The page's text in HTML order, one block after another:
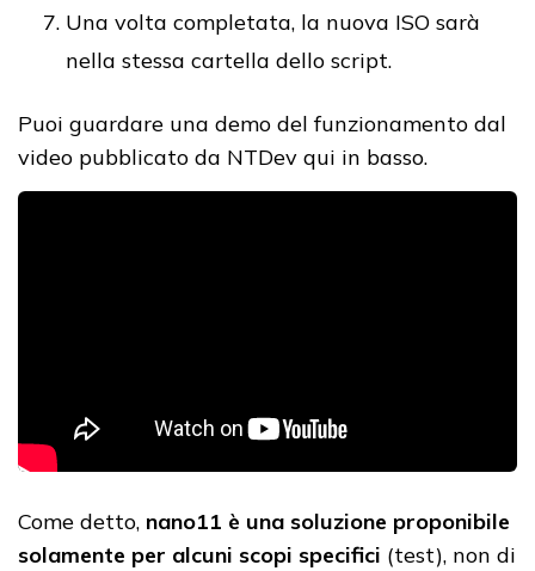
Una volta completata, la nuova ISO sarà
nella stessa cartella dello script.
Puoi guardare una demo del funzionamento dal
video pubblicato da NTDev qui in basso.
Come detto, nano11 è una soluzione proponibile
solamente per alcuni scopi specifici (test), non di